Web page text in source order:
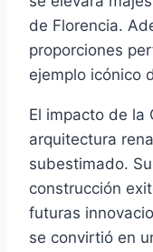
de Florencia.
proporciones
ejemplo icónico
El impacto de la
arquitectura
subestimado.
construcción
futuras
se convirtió en